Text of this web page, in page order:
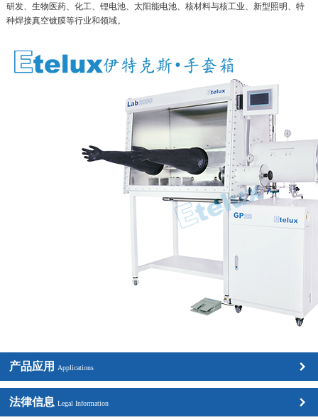
研发、生物医药、化工、锂电池、太阳能电池、核材料与核工业、新型照明、特
种焊接真空镀膜等行业和领域。
产品应用 Applications
法律信息Legal Information